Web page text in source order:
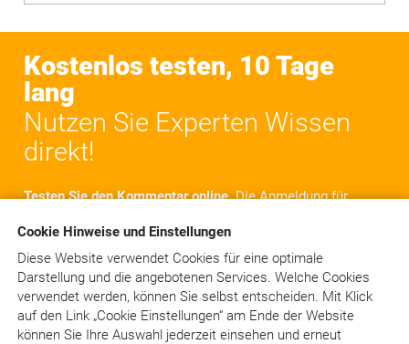
Cookie Hinweise und Einstellungen
Diese Website verwendet Cookies für eine optimale
Darstellung und die angebotenen Services. Welche Cookies
verwendet werden, können Sie selbst entscheiden. Mit Klick
aufden Link „Cookie Einstellungen“ am Ende der Website
können Sie Ihre Auswahl jederzeit einsehen und erneut
Kostenlos testen, 10 Tage
lang
Nutzen Sie Experten Wissen
direkt!
Testen Sie den Kommentar online.Die Anmeldung für
Minuten. Nach der Anmeldung steht Ihnen der
komplette Kommentar für10 Tageonline zur Verfügung.
Sie haben Zugriff auf alle Texte, Kommentare und
Rechtsquellen. Selbstverständlich kostenlos und
unverbindlich!